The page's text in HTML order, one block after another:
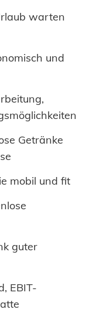
warten
und
Getränke
mobil und fit
guter
EBIT-